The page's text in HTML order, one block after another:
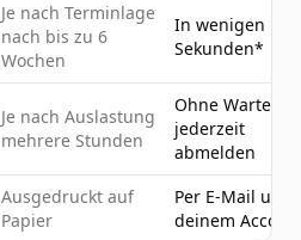
Je nach Terminlage
nach bis zu 6
Wochen
In wenigen
Sekunden*
Je nach Auslastung
mehrere Stunden
Ohne Wartezeit
jederzeit
abmelden
Ausgedruckt auf
Papier
Per E-Mail und
deinem